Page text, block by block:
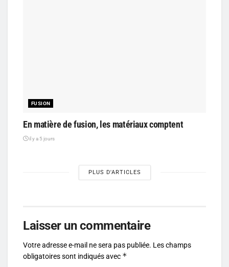
FUSION
En matière de fusion, les matériaux comptent
il y a 5 jours
PLUS D'ARTICLES
Laisser un commentaire
Votre adresse e-mail ne sera pas publiée. Les champs
obligatoires sont indiqués avec *